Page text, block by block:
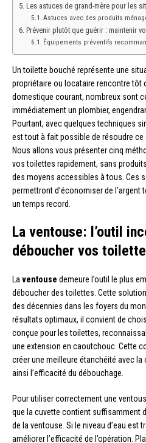
Les astuces de grand-mère pour les
Astuces avec des produits
Prévenir plutôt que guérir : maintenir
Équipements préventifs
Un toilette bouché représente une
propriétaire ou locataire rencontre tôt
domestique courant, nombreux sont
immédiatement un plombier,
Pourtant, avec quelques techniques
est tout à fait possible de résoudre ce
Nous allons vous présenter cinq
vos toilettes rapidement, sans
des moyens accessibles à tous. Ces
permettront d’économiser de l’argent
un temps record.
La ventouse: l’outil
déboucher vos
La ventouse demeure l’outil le plus
déboucher des toilettes. Cette
des décennies dans les foyers du
résultats optimaux, il convient de
conçue pour les toilettes,
une extension en caoutchouc. Cette
créer une meilleure étanchéité avec la
ainsi l’efficacité du débouchage.
Pour utiliser correctement une
que la cuvette contient suffisamment
de la ventouse. Si le niveau d’eau est
améliorer l’efficacité de l’opération.